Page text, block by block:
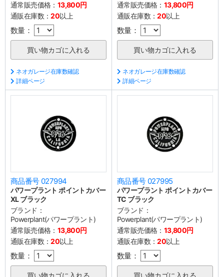
通常販売価格： 13,800円
通販在庫数：20以上
数量：
ネオガレージ在庫数確認
詳細ページ
通常販売価格： 13,800円
通販在庫数：20以上
数量：
ネオガレージ在庫数確認
詳細ページ
商品番号 027994
パワープラント ポイントカバー
XL ブラック
ブランド：
Powerplant(パワープラント)
通常販売価格： 13,800円
通販在庫数：20以上
数量：
商品番号 027995
パワープラント ポイントカバー
TC ブラック
ブランド：
Powerplant(パワープラント)
通常販売価格： 13,800円
通販在庫数：20以上
数量：